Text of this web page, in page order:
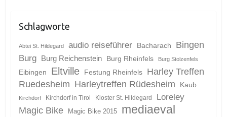
Schlagworte
Abtei St. Hildegard audio reiseführer Bacharach
Bingen
Burg
Burg Reichenstein Burg Rheinfels Burg Stolzenfels
Eibingen Eltville Festung Rheinfels
Harley Treffen
Ruedesheim Harleytreffen Rüdesheim Kaub
Kirchdorf Kirchdorf in Tirol Kloster St. Hildegard Loreley
Magic Bike Magic Bike 2015 mediaeval